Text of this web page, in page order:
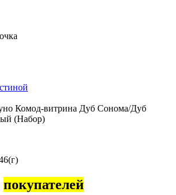
Комод-витрина Дуб Сонома/Дуб
(Набор)
покупателей